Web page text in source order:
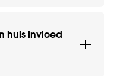
huis invloed